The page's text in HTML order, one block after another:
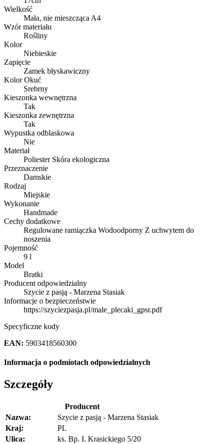
Wielkość
Mała, nie mieszcząca A4
Wzór materiału
Rośliny
Kolor
Niebieskie
Zapięcie
Zamek błyskawiczny
Kolor Okuć
Srebrny
Kieszonka wewnętrzna
Tak
Kieszonka zewnętrzna
Tak
Wypustka odblaskowa
Nie
Materiał
Poliester Skóra ekologiczna
Przeznaczenie
Damskie
Rodzaj
Miejskie
Wykonanie
Handmade
Cechy dodatkowe
Regulowane ramiączka Wodoodporny Z uchwytem do
noszenia
Pojemność
9 l
Model
Bratki
Producent odpowiedzialny
Szycie z pasją - Marzena Stasiak
Informacje o bezpieczeństwie
https://szyciezpasja.pl/male_plecaki_gpsr.pdf
Specyficzne kody
EAN: 5903418560300
Informacja o podmiotach odpowiedzialnych
Szczegóły
Producent
Nazwa:
Szycie z pasją - Marzena Stasiak
Kraj:
PL
Ulica:
ks. Bp. I. Krasickiego 5/20